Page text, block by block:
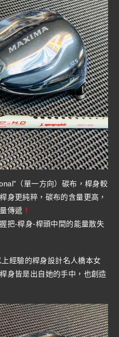
（單一方向）碳布，桿身較
身更純粹，碳布的含量更高，
傳遞
把-桿身-桿頭中間的能量散失
經驗的桿身設計名人橋本女
身皆是出自她的手中，也創造